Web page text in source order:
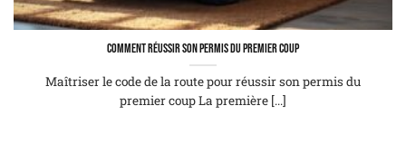
Comment réussir son permis du premier coup
Maîtriser le code de la route pour réussir son permis du
premier coup La première [...]